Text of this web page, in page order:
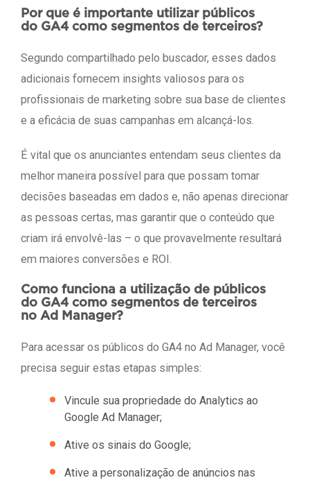
Por que é importante utilizar públicos
do GA4 como segmentos de terceiros?
Segundo compartilhado pelo buscador, esses dados
adicionais fornecem insights valiosos para os
profissionais de marketing sobre sua base de clientes
e a eficácia de suas campanhas em alcançá-los.
É vital que os anunciantes entendam seus clientes da
melhor maneira possível para que possam tomar
decisões baseadas em dados e, não apenas direcionar
as pessoas certas, mas garantir que o conteúdo que
criam irá envolvê-las – o que provavelmente resultará
em maiores conversões e ROI.
Como funciona a utilização de públicos
do GA4 como segmentos de terceiros
no Ad Manager?
Para acessar os públicos do GA4 no Ad Manager, você
precisa seguir estas etapas simples:
Vincule sua propriedade do Analytics ao
Google Ad Manager;
Ative os sinais do Google;
Ative a personalização de anúncios nas